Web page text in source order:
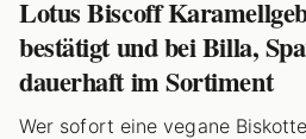
Lotus Biscoff
bestätigt und bei Billa,
dauerhaft im Sortiment
Wer sofort eine vegane